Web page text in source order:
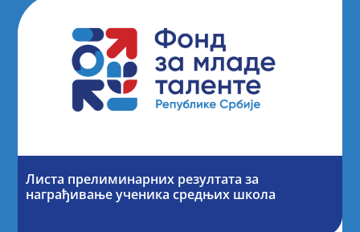
Листа прелиминарних резултата за
награђивање ученика средњих школа